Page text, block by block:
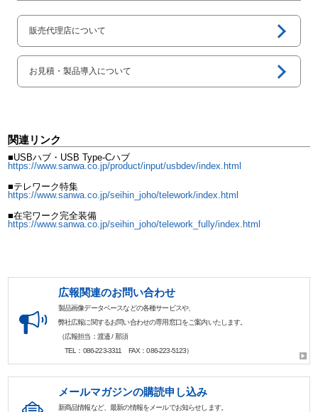
販売代理店について
お見積・製品導入について
関連リンク
■USBハブ・USB Type-Cハブ
https://www.sanwa.co.jp/product/input/usbdev/index.html
■テレワーク特集
https://www.sanwa.co.jp/seihin_joho/telework/index.html
■在宅ワーク完全装備
https://www.sanwa.co.jp/seihin_joho/telework_fully/index.html
広報関連のお問い合わせ
製品画像データベースなどの各種サービスや、
弊社広報に関するお問い合わせの専用窓口をご案内いたします。
（広報担当：渡邉 / 那須
TEL：086-223-3311 FAX：086-223-5123）
メールマガジンの購読申し込み
新商品情報など、最新の情報をメールでお知らせします。